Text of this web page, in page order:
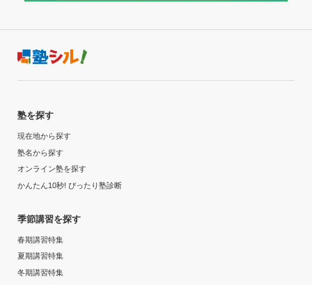
塾を探す
現在地から探す
塾名から探す
オンライン塾を探す
かんたん10秒! ぴったり塾診断
季節講習を探す
春期講習特集
夏期講習特集
冬期講習特集